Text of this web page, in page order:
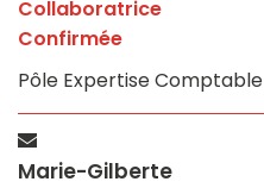
Collaboratrice
Confirmée
Pôle Expertise Comptable
Marie-Gilberte